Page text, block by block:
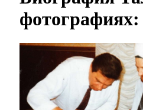
фотографиях: